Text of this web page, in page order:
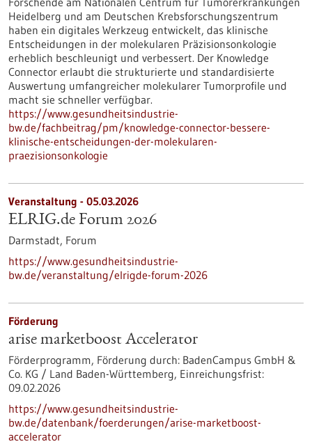
Heidelberg und am Deutschen Krebsforschungszentrum
haben ein digitales Werkzeug entwickelt, das klinische
Entscheidungen in der molekularen Präzisionsonkologie
erheblich beschleunigt und verbessert. Der Knowledge
Connector erlaubt die strukturierte und standardisierte
Auswertung umfangreicher molekularer Tumorprofile und
macht sie schneller verfügbar.
https://www.gesundheitsindustrie-
bw.de/fachbeitrag/pm/knowledge-connector-bessere-
klinische-entscheidungen-der-molekularen-
praezisionsonkologie
Veranstaltung - 05.03.2026
ELRIG.de Forum 2026
Darmstadt, Forum
https://www.gesundheitsindustrie-
bw.de/veranstaltung/elrigde-forum-2026
Förderung
arise marketboost Accelerator
Förderprogramm, Förderung durch: BadenCampus GmbH &
Co. KG / Land Baden-Württemberg, Einreichungsfrist:
09.02.2026
https://www.gesundheitsindustrie-
bw.de/datenbank/foerderungen/arise-marketboost-
accelerator